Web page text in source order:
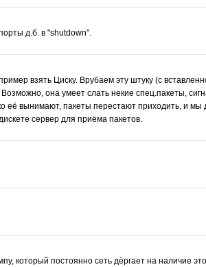
д.б. в "shutdown".
взять Циску. Врубаем эту штуку (с
она умеет слать некие спец.пакеты,
её вынимают, пакеты перестают приходить, и
сервер для приёма пакетов.
который постоянно сеть дёргает на наличие